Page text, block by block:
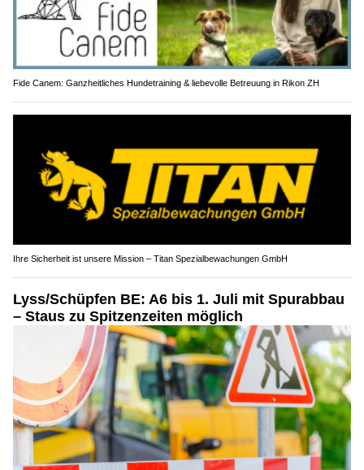
Fide Canem: Ganzheitliches Hundetraining & liebevolle Betreuung in Rikon ZH
Ihre Sicherheit ist unsere Mission – Titan Spezialbewachungen GmbH
Lyss/Schüpfen BE: A6 bis 1. Juli mit Spurabbau
– Staus zu Spitzenzeiten möglich